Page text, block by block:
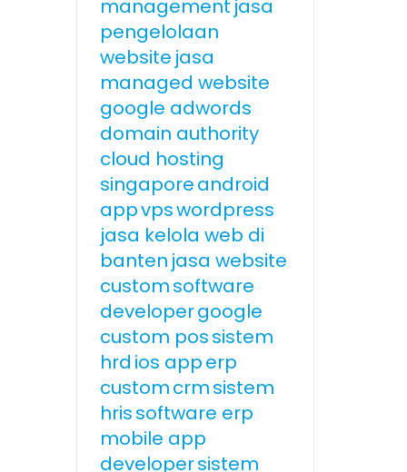
management jasa
pengelolaan
website jasa
managed website
google adwords
domain authority
cloud hosting
singaporeandroid
appvpswordpress
jasa kelola web di
banten jasa website
customsoftware
developergoogle
custom possistem
hrd ios apperp
customcrmsistem
hrissoftware erp
mobile app
developersistem